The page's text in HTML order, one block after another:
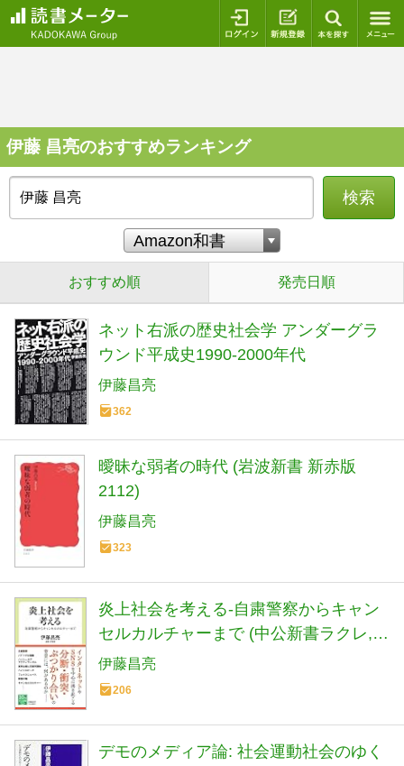
ログイン 新規登録
伊藤 昌亮のおすすめランキング
検索
おすすめ順 発売日順
ネット右派の歴史社会学 アンダーグラ
ウンド平成史1990-2000年代
伊藤昌亮
362
曖昧な弱者の時代 (岩波新書 新赤版
2112)
伊藤昌亮
323
炎上社会を考える-自粛警察からキャン
セルカルチャーまで (中公新書ラクレ,
752)
伊藤昌亮
206
デモのメディア論: 社会運動社会のゆく